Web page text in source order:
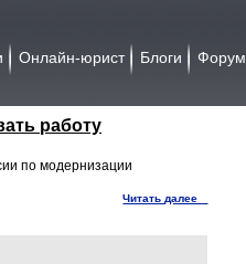
Онлайн-юрист Блоги Форум
работу
по модернизации
Читать далее